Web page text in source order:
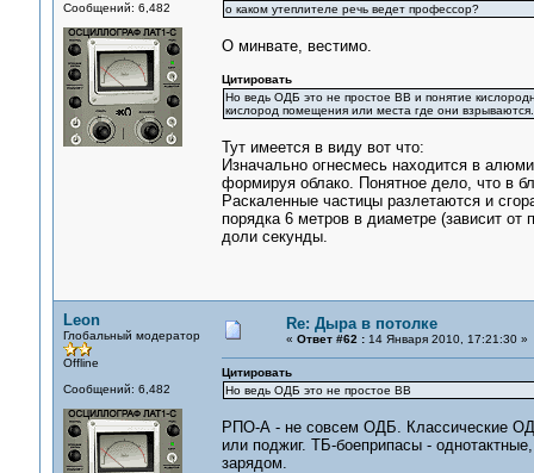
Сообщений: 6,482
о каком утеплителе речь ведет профессор?
О минвате, вестимо.
Цитировать
Но ведь ОДБ это не простое ВВ и понятие
кислород помещения или места где они взрываются.
Тут имеется в виду вот что:
Изначально огнесмесь находится в
формируя облако. Понятное дело, что в
Раскаленные частицы разлетаются и
порядка 6 метров в диаметре (зависит
доли секунды.
Leon
Глобальный модератор
Offline
Сообщений: 6,482
Re: Дыра в потолке
« Ответ #62 :14 Января 2010, 17:21:30 »
Цитировать
Но ведь ОДБ это не простое ВВ
РПО-А - не совсем ОДБ. Классические
или поджиг. ТБ-боеприпасы -
зарядом.